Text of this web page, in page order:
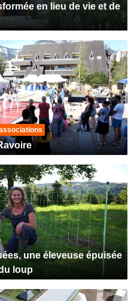
en lieu de vie et de
une éleveuse épuisée
loup